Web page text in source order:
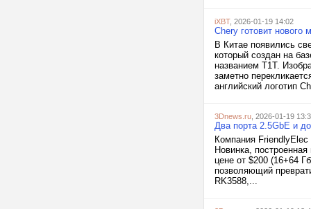
iXBT, 2026-01-19 14:02
Chery готовит нового
В Китае появились
который создан на
названием T1T.
заметно
английский логотип
3Dnews.ru , 2026-01-19
Два порта 2.5GbE и
Компания
Новинка,
цене от $200 (16+64
позволяющий
RK3588,...